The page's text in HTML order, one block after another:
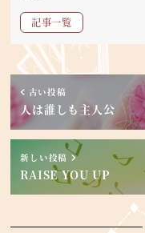
記事一覧
古い投稿
人は誰しも主人公
新しい投稿
RAISE YOU UP